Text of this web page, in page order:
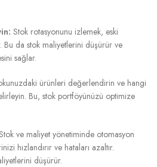
Stok rotasyonunu izlemek, eski
Bu da stok maliyetlerini düşürür ve
sağlar.
ürünleri değerlendirin ve hangi
Bu, stok portföyünüzü optimize
ve maliyet yönetiminde otomasyon
hızlandırır ve hataları azaltır.
düşürür.